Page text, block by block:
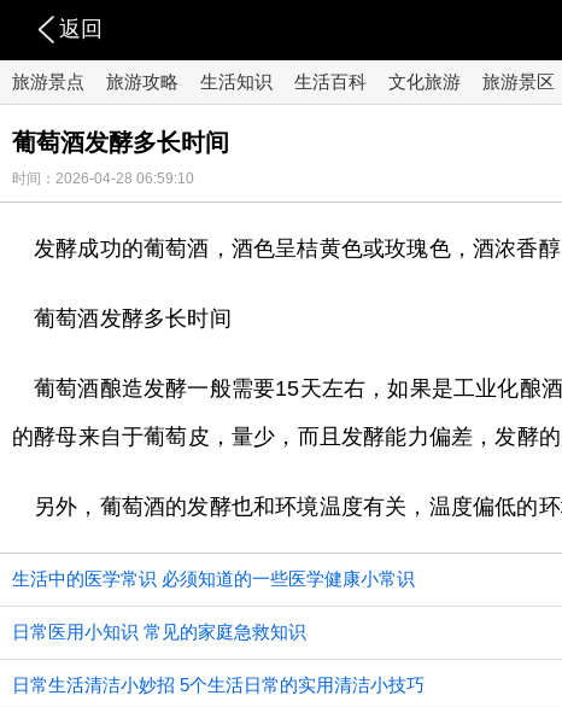
返回
旅游景点 旅游攻略 生活知识 生活百科 文化旅游 旅游景区
葡萄酒发酵多长时间
时间：2026-04-28 06:59:10
发酵成功的葡萄酒，酒色呈桔黄色或玫瑰色，酒浓香
葡萄酒发酵多长时间
葡萄酒酿造发酵一般需要15天左右，如果是工业化酿
的酵母来自于葡萄皮，量少，而且发酵能力偏差，发酵的
另外，葡萄酒的发酵也和环境温度有关，温度偏低的
生活中的医学常识 必须知道的一些医学健康小常识
日常医用小知识 常见的家庭急救知识
日常生活清洁小妙招 5个生活日常的实用清洁小技巧